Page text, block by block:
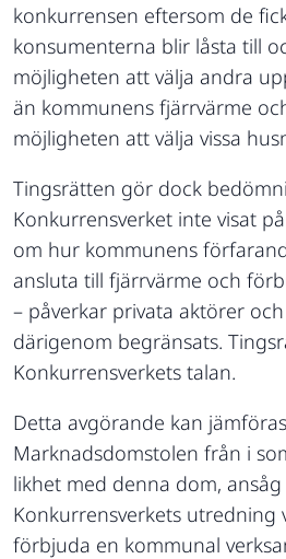
konkurrensen eftersom de
konsumenterna blir låsta till
möjligheten att välja andra
än kommunens fjärrvärme
möjligheten att välja vissa
Tingsrätten gör dock
Konkurrensverket inte visat
om hur kommunens
ansluta till fjärrvärme och
– påverkar privata aktörer
därigenom begränsats.
Konkurrensverkets talan.
Detta avgörande kan
Marknadsdomstolen från i
likhet med denna dom,
Konkurrensverkets
förbjuda en kommunal